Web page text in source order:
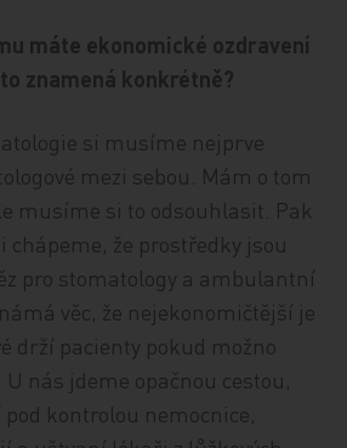
máte ekonomické ozdravení
znamená konkrétně?
si musíme nejprve
mezi sebou. Mám o tom
musíme si to odsouhlasit. Pak
chápeme, že prostředky jsou
pro stomatology a ambulantní
věc, že nejekonomičtější je
drží pacienty pokud možno
nás jdeme opačnou cestou,
kontrolou nemocnice,